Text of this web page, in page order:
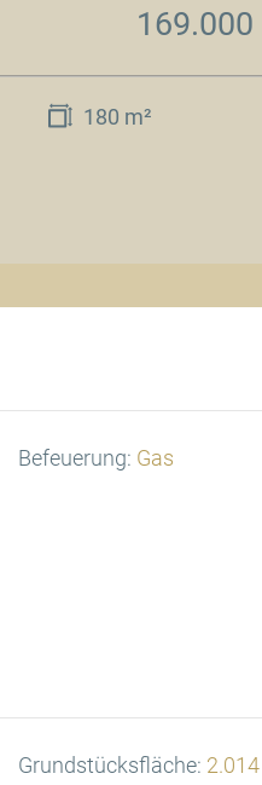
169.000
180 m²
Befeuerung: Gas
Grundstücksfläche: